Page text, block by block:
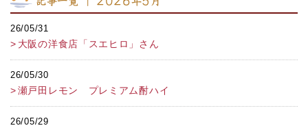
26/05/31
大阪の洋食店「スエヒロ」さん
26/05/30
瀬戸田レモン プレミアム酎ハイ
26/05/29